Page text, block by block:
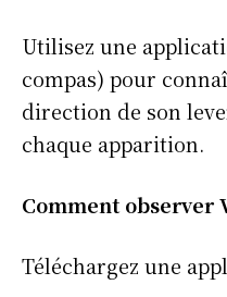
Utilisez une
compas) pour
direction de son
chaque apparition.
Comment observer
Téléchargez une